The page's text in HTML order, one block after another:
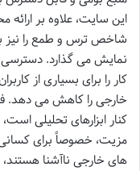
این سایت، علاوه بر
شاخص ترس و طمع را نیز
نمایش می گذارد.
کار را برای بسیاری از
خارجی را کاهش می دهد.
کنار ابزارهای تحلیلی
مزیت، خصوصاً برای
های خارجی ناآشنا